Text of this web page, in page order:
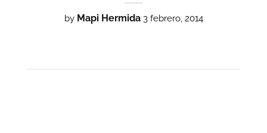
by Mapi Hermida 3 febrero, 2014